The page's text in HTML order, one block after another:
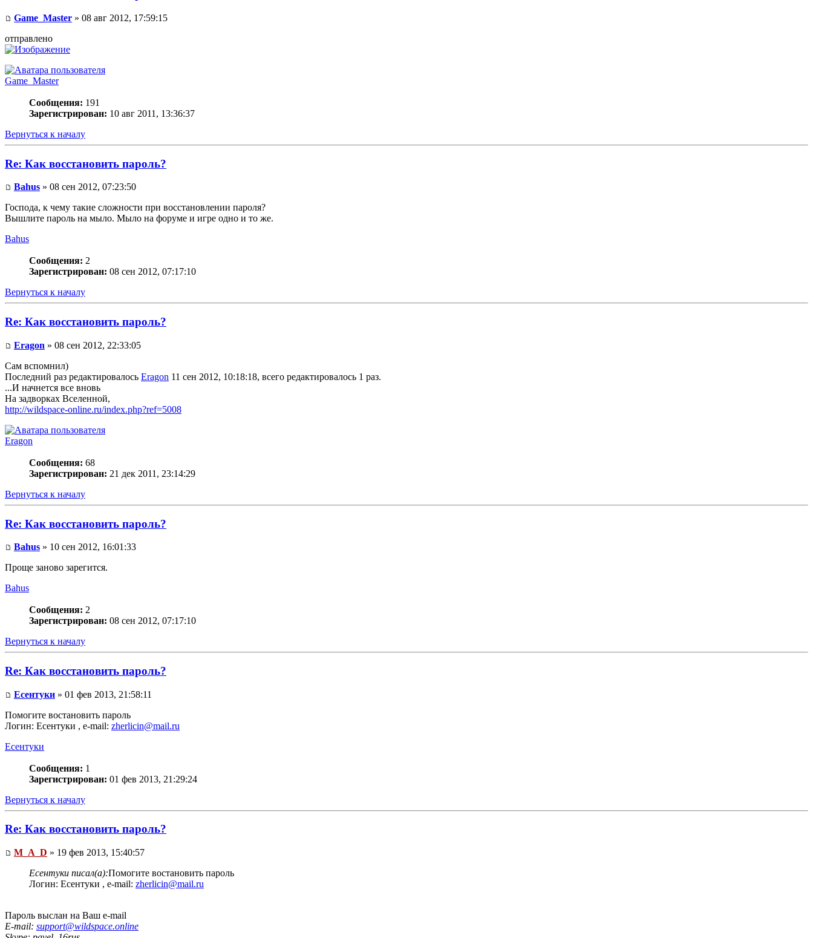
Game_Master » 08 авг 2012, 17:59:15
отправлено
Game_Master
Сообщения: 191
Зарегистрирован: 10 авг 2011, 13:36:37
Вернуться к началу
Re: Как восстановить пароль?
Bahus » 08 сен 2012, 07:23:50
Господа, к чему такие сложности при восстановлении пароля?
Вышлите пароль на мыло. Мыло на форуме и игре одно и то же.
Bahus
Сообщения: 2
Зарегистрирован: 08 сен 2012, 07:17:10
Вернуться к началу
Re: Как восстановить пароль?
Eragon » 08 сен 2012, 22:33:05
Сам вспомнил)
Последний раз редактировалось Eragon 11 сен 2012, 10:18:18, всего редактировалось 1 раз.
...И начнется все вновь
На задворках Вселенной,
http://wildspace-online.ru/index.php?ref=5008
Eragon
Сообщения: 68
Зарегистрирован: 21 дек 2011, 23:14:29
Вернуться к началу
Re: Как восстановить пароль?
Bahus » 10 сен 2012, 16:01:33
Проще заново зарегится.
Bahus
Сообщения: 2
Зарегистрирован: 08 сен 2012, 07:17:10
Вернуться к началу
Re: Как восстановить пароль?
Есентуки » 01 фев 2013, 21:58:11
Помогите востановить пароль
Логин: Есентуки , e-mail: zherlicin@mail.ru
Есентуки
Сообщения: 1
Зарегистрирован: 01 фев 2013, 21:29:24
Вернуться к началу
Re: Как восстановить пароль?
M_A_D » 19 фев 2013, 15:40:57
Есентуки писал(а):Помогите востановить пароль
Логин: Есентуки , e-mail: zherlicin@mail.ru
Пароль выслан на Ваш e-mail
E-mail: support@wildspace.online